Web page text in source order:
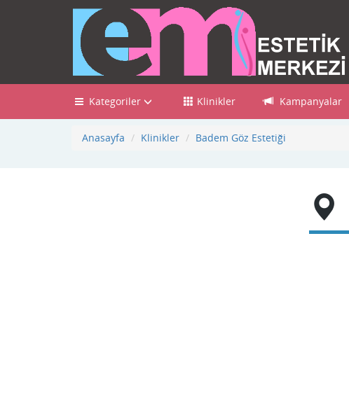
Kategoriler Klinikler Kampanyalar
Anasayfa Klinikler Badem Göz Estetiği